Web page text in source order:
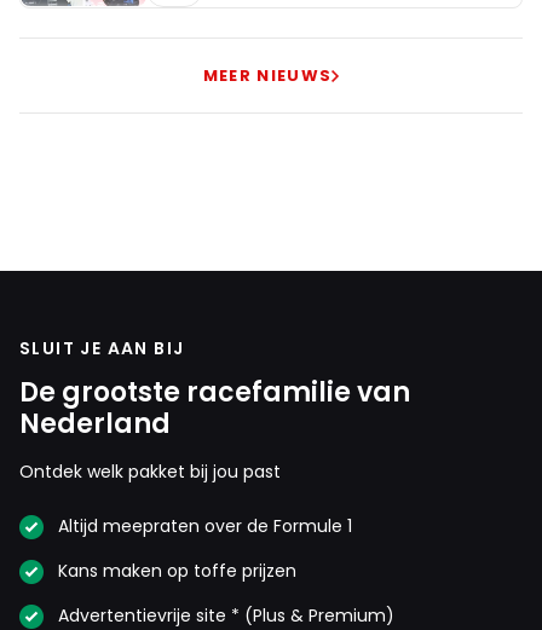
MEER NIEUWS
SLUIT JE AAN BIJ
De grootste racefamilie van
Nederland
Ontdek welk pakket bij jou past
Altijd meepraten over de Formule 1
Kans maken op toffe prijzen
Advertentievrije site * (Plus & Premium)